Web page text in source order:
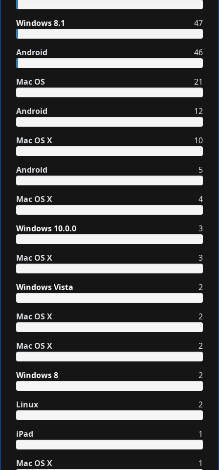
Windows 8.1 47
Android 46
Mac OS 21
Android 12
Mac OS X 10
Android 5
Mac OS X 4
Windows 10.0.0 3
Mac OS X 3
Windows Vista 2
Mac OS X 2
Mac OS X 2
Windows 8 2
Linux 2
iPad 1
Mac OS X 1